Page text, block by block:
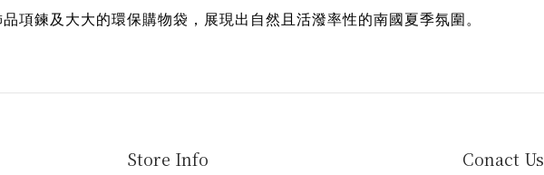
項鍊及大大的環保購物袋，展現出自然且活潑率性的南國夏季氛圍。
Store Info Conact Us